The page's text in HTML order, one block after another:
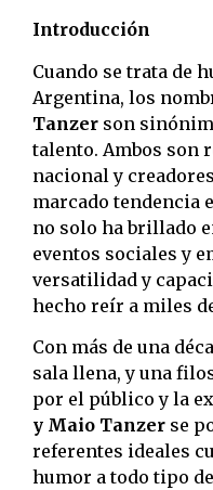
Introducción
Cuando se trata de
Argentina, los
Tanzer son
talento. Ambos son
nacional y
marcado tendencia
no solo ha brillado
eventos sociales y
versatilidad y
hecho reír a miles
Con más de una
sala llena, y una
por el público y la
y Maio Tanzer se
referentes ideales
humor a todo tipo